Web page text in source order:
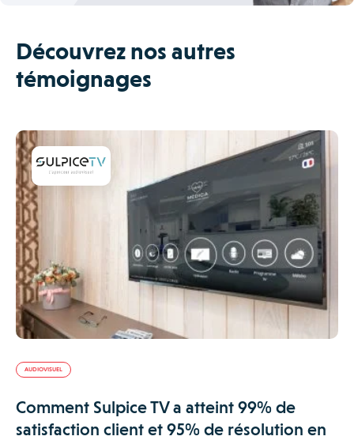
Découvrez nos autres
témoignages
AUDIOVISUEL
Comment Sulpice TV a atteint 99% de
satisfaction client et 95% de résolution en